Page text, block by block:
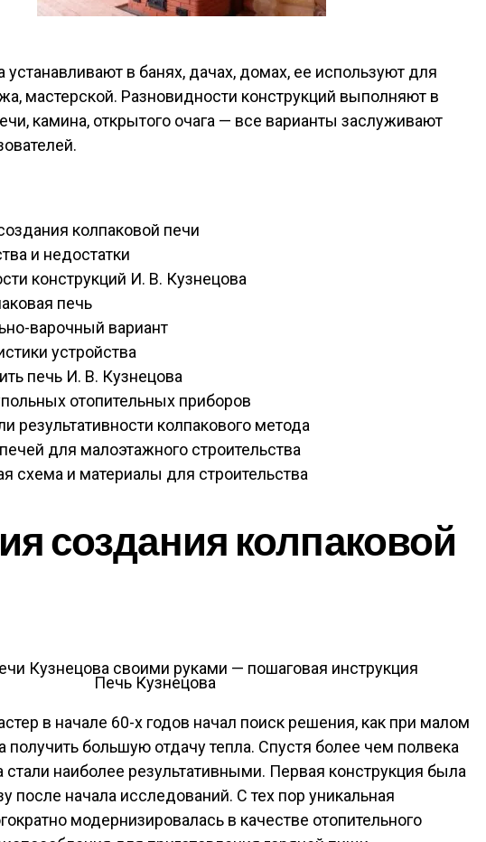
устанавливают в банях, дачах, домах, ее используют для
мастерской. Разновидности конструкций выполняют в
камина, открытого очага — все варианты заслуживают
колпаковой печи
и недостатки
конструкций И. В. Кузнецова
печь
варочный вариант
устройства
печь И. В. Кузнецова
отопительных приборов
результативности колпакового метода
для малоэтажного строительства
схема и материалы для строительства
создания колпаковой
Печь Кузнецова
в начале 60-х годов начал поиск решения, как при малом
получить большую отдачу тепла. Спустя более чем полвека
стали наиболее результативными. Первая конструкция была
после начала исследований. С тех пор уникальная
модернизировалась в качестве отопительного